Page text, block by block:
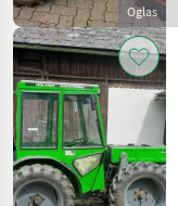
Oglas